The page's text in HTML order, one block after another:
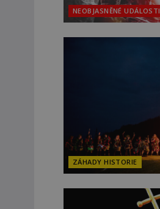
NEOBJASNĚNÉ UDÁLOSTI
ZÁHADY HISTORIE